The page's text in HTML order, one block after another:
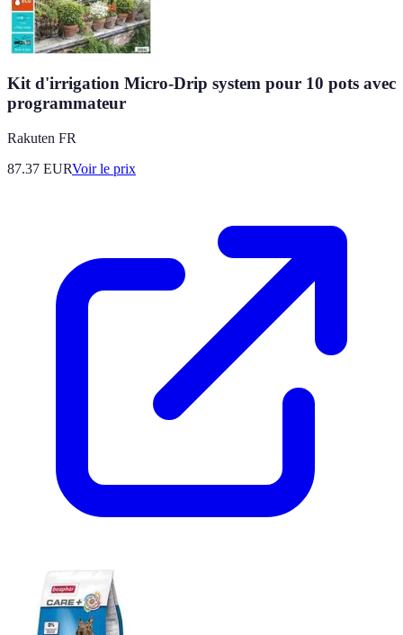
Kit d'irrigation Micro-Drip system pour 10 pots avec
programmateur
Rakuten FR
87.37 EURVoir le prix